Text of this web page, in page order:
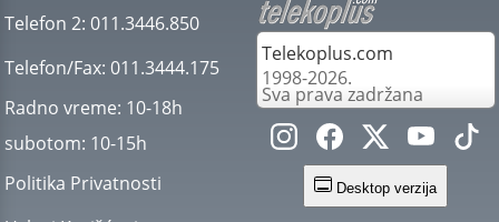
Telefon 2: 011.3446.850
Telefon/Fax: 011.3444.175
Radno vreme: 10-18h
subotom: 10-15h
Politika Privatnosti
Telekoplus.com
1998-2026.
Sva prava zadržana
Desktop verzija